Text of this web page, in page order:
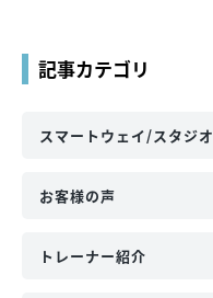
記事カテゴリ
スマートウェイ/スタジオ
お客様の声
トレーナー紹介